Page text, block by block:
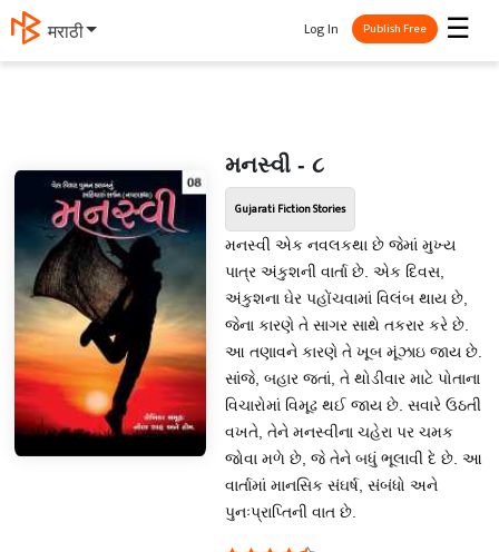
मराठी ☰
Log In Publish Free
મનસ્વી - ૮
Gujarati Fiction Stories
મનસ્વી એક નવલકથા છે જેમાં મુખ્ય
પાત્ર અંકુશની વાર્તા છે. એક દિવસ,
અંકુશના ઘેર પહોંચવામાં વિલંબ થાય છે,
જેના કારણે તે સાગર સાથે તકરાર કરે છે.
આ તણાવને કારણે તે ખૂબ મૂંઝાઇ જાય છે.
સાંજે, બહાર જતાં, તે થોડીવાર માટે પોતાના
વિચારોમાં વિમૂઢ થઈ જાય છે. સવારે ઉઠતી
વખતે, તેને મનસ્વીના ચહેરા પર ચમક
જોવા મળે છે, જે તેને બધું ભૂલાવી દે છે. આ
વાર્તામાં માનસિક સંઘર્ષ, સંબંધો અને
પુનઃપ્રાપ્તિની વાત છે.